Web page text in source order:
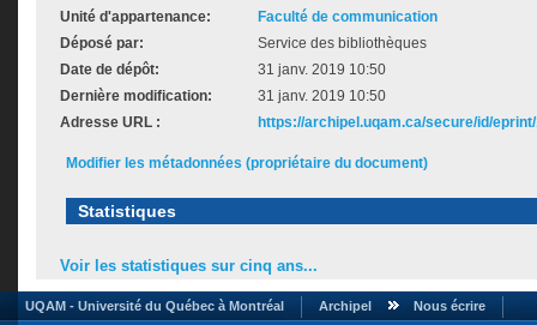
Unité d'appartenance:
Faculté de communication
Déposé par:
Service des bibliothèques
Date de dépôt:
31 janv. 2019 10:50
Dernière modification:
31 janv. 2019 10:50
Adresse URL :
https://archipel.uqam.ca/secure/id/
Modifier les métadonnées (propriétaire du document)
Statistiques
Voir les statistiques sur cinq ans...
UQAM - Université du Québec à Montréal Archipel Nous écrire